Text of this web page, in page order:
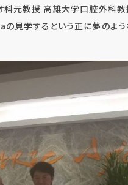
科元教授 高雄大学口腔外科
の見学するという正に夢のよ